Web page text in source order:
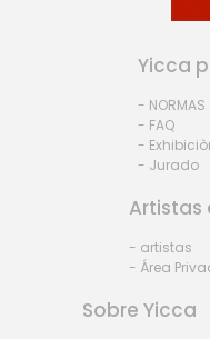
Yicca
- NORMAS
- FAQ
-
- Jurado
- artistas
- Área
Sobre Yicca